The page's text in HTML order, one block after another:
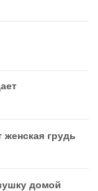
женская грудь
домой